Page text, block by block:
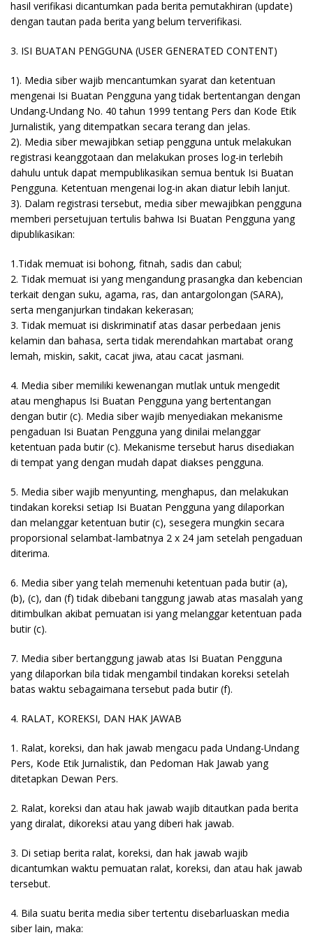
hasil verifikasi dicantumkan pada berita pemutakhiran (update)
dengan tautan pada berita yang belum terverifikasi.
3. ISI BUATAN PENGGUNA (USER GENERATED CONTENT)
1). Media siber wajib mencantumkan syarat dan ketentuan
mengenai Isi Buatan Pengguna yang tidak bertentangan dengan
Undang-Undang No. 40 tahun 1999 tentang Pers dan Kode Etik
Jurnalistik, yang ditempatkan secara terang dan jelas.
2). Media siber mewajibkan setiap pengguna untuk melakukan
registrasi keanggotaan dan melakukan proses log-in terlebih
dahulu untuk dapat mempublikasikan semua bentuk Isi Buatan
Pengguna. Ketentuan mengenai log-in akan diatur lebih lanjut.
3). Dalam registrasi tersebut, media siber mewajibkan pengguna
memberi persetujuan tertulis bahwa Isi Buatan Pengguna yang
dipublikasikan:
1.Tidak memuat isi bohong, fitnah, sadis dan cabul;
2. Tidak memuat isi yang mengandung prasangka dan kebencian
terkait dengan suku, agama, ras, dan antargolongan (SARA),
serta menganjurkan tindakan kekerasan;
3. Tidak memuat isi diskriminatif atas dasar perbedaan jenis
kelamin dan bahasa, serta tidak merendahkan martabat orang
lemah, miskin, sakit, cacat jiwa, atau cacat jasmani.
4. Media siber memiliki kewenangan mutlak untuk mengedit
atau menghapus Isi Buatan Pengguna yang bertentangan
dengan butir (c). Media siber wajib menyediakan mekanisme
pengaduan Isi Buatan Pengguna yang dinilai melanggar
ketentuan pada butir (c). Mekanisme tersebut harus disediakan
di tempat yang dengan mudah dapat diakses pengguna.
5. Media siber wajib menyunting, menghapus, dan melakukan
tindakan koreksi setiap Isi Buatan Pengguna yang dilaporkan
dan melanggar ketentuan butir (c), sesegera mungkin secara
proporsional selambat-lambatnya 2 x 24 jam setelah pengaduan
diterima.
6. Media siber yang telah memenuhi ketentuan pada butir (a),
(b), (c), dan (f) tidak dibebani tanggung jawab atas masalah yang
ditimbulkan akibat pemuatan isi yang melanggar ketentuan pada
butir (c).
7. Media siber bertanggung jawab atas Isi Buatan Pengguna
yang dilaporkan bila tidak mengambil tindakan koreksi setelah
batas waktu sebagaimana tersebut pada butir (f).
4. RALAT, KOREKSI, DAN HAK JAWAB
1. Ralat, koreksi, dan hak jawab mengacu pada Undang-Undang
Pers, Kode Etik Jurnalistik, dan Pedoman Hak Jawab yang
ditetapkan Dewan Pers.
2. Ralat, koreksi dan atau hak jawab wajib ditautkan pada berita
yang diralat, dikoreksi atau yang diberi hak jawab.
3. Di setiap berita ralat, koreksi, dan hak jawab wajib
dicantumkan waktu pemuatan ralat, koreksi, dan atau hak jawab
tersebut.
4. Bila suatu berita media siber tertentu disebarluaskan media
siber lain, maka: